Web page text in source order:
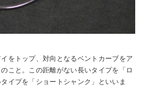
をトップ、対向となるベントカーブをア
こと。この距離がない長いタイプを「ロ
イプを「ショートシャンク」といいま